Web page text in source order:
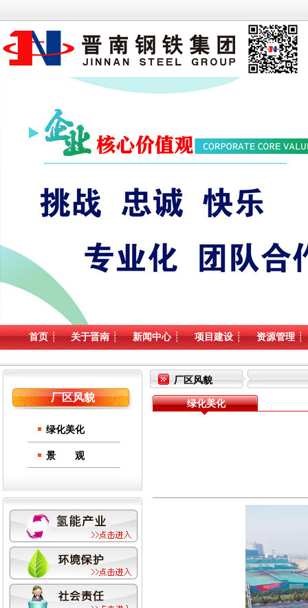
首页 ┊ 关于晋南 ┊ 新闻中心 ┊ 项目建设 ┊ 资源管理 ┊
厂区风貌
绿化美化
景 观
厂区风貌
绿化美化